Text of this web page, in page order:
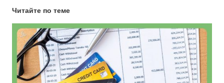
Читайте по теме